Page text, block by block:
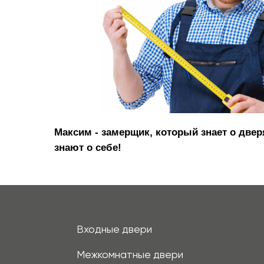
Максим - замерщик, который знает о
знают о себе!
Термодвери в дом
Межкомнатные двери
Входные двери